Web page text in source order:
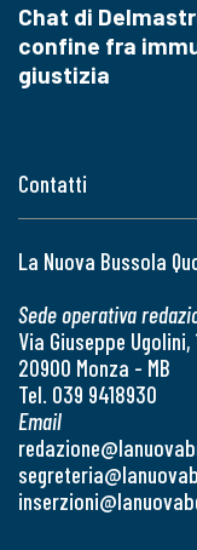
Contatti
La Nuova Bussola
Sede operativa
Via Giuseppe Ugolini,
20900 Monza - MB
Tel. 039 9418930
Email
Chat di
confine fra
giustizia